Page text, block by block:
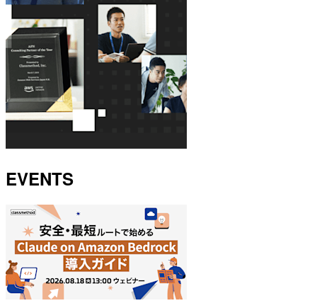
EVENTS